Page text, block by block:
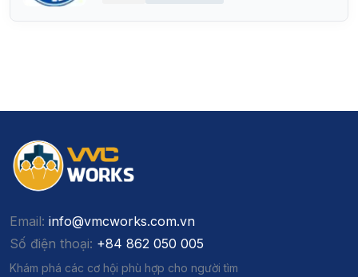
Email: info@vmcworks.com.vn
Số điện thoại: +84 862 050 005
Khám phá các cơ hội phù hợp cho người tìm